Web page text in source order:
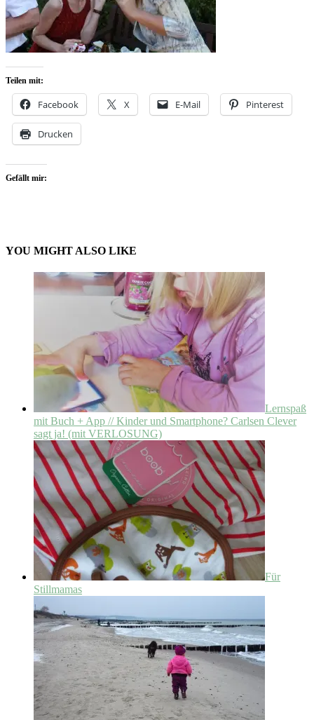
Teilen mit:
Facebook X E-Mail Pinterest
Drucken
Gefällt mir:
YOU MIGHT ALSO LIKE
Lernspaß
mit Buch + App // Kinder und Smartphone? Carlsen Clever
sagt ja! (mit VERLOSUNG)
Für
Stillmamas